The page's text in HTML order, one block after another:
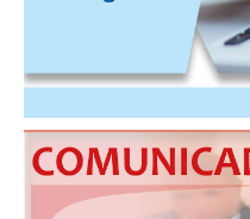
ATUALIZAÇÃO CADASTRAL
NÚCLEO JOVEM